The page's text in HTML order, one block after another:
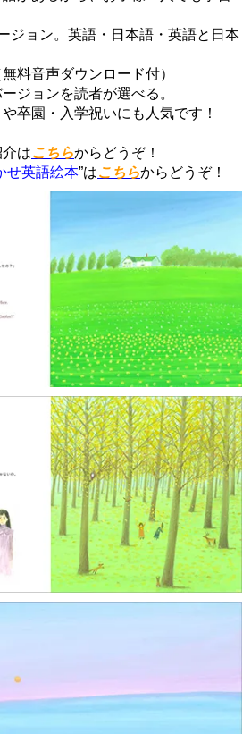
。英語・日本語・英語と日本
声ダウンロード付）
ンを読者が選べる。
入学祝いにも人気です！
はこちらからどうぞ！
せ英語絵本”はこちらからどうぞ！